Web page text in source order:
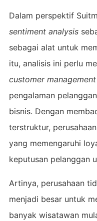
Dalam perspektif
sentiment analysis
sebagai alat untuk
itu, analisis ini perlu
customer management
pengalaman
bisnis. Dengan
terstruktur,
yang memengaruhi
keputusan pelanggan
Artinya, perusahaan
menjadi besar untuk
banyak wisatawan